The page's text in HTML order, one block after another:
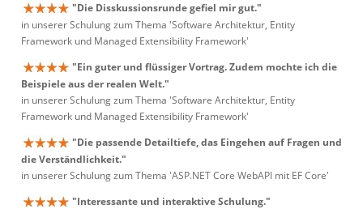
"Die Disskussionsrunde gefiel mir gut."
in unserer Schulung zum Thema 'Software Architektur, Entity
Framework und Managed Extensibility Framework'
"Ein guter und flüssiger Vortrag. Zudem mochte ich die
Beispiele aus der realen Welt."
in unserer Schulung zum Thema 'Software Architektur, Entity
Framework und Managed Extensibility Framework'
"Die passende Detailtiefe, das Eingehen auf Fragen und
die Verständlichkeit."
in unserer Schulung zum Thema 'ASP.NET Core WebAPI mit EF Core'
"Interessante und interaktive Schulung."